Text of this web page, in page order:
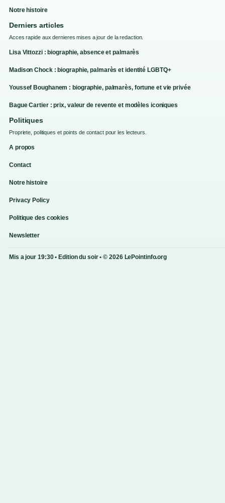
Notre histoire
Derniers articles
Acces rapide aux dernieres mises a jour de la redaction.
Lisa Vittozzi : biographie, absence et palmarès
Madison Chock : biographie, palmarès et identité LGBTQ+
Youssef Boughanem : biographie, palmarès, fortune et vie privée
Bague Cartier : prix, valeur de revente et modèles iconiques
Politiques
Propriete, politiques et points de contact pour les lecteurs.
A propos
Contact
Notre histoire
Privacy Policy
Politique des cookies
Newsletter
Mis a jour 19:30 • Edition du soir • © 2026 LePointinfo.org